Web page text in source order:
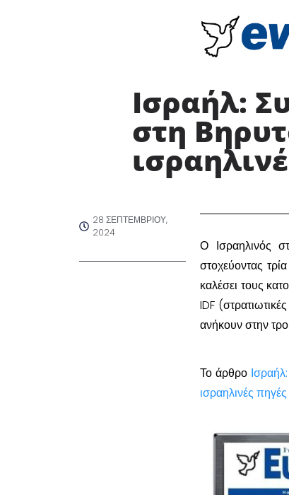
Ισραήλ:
στη
28 ΣΕΠΤΕΜΒΡΊΟΥ,
2024
Ο Ισραηλινός
στοχεύοντας
καλέσει τους
IDF
ανήκουν στην
Το άρθρο
ισραηλινές πηγές